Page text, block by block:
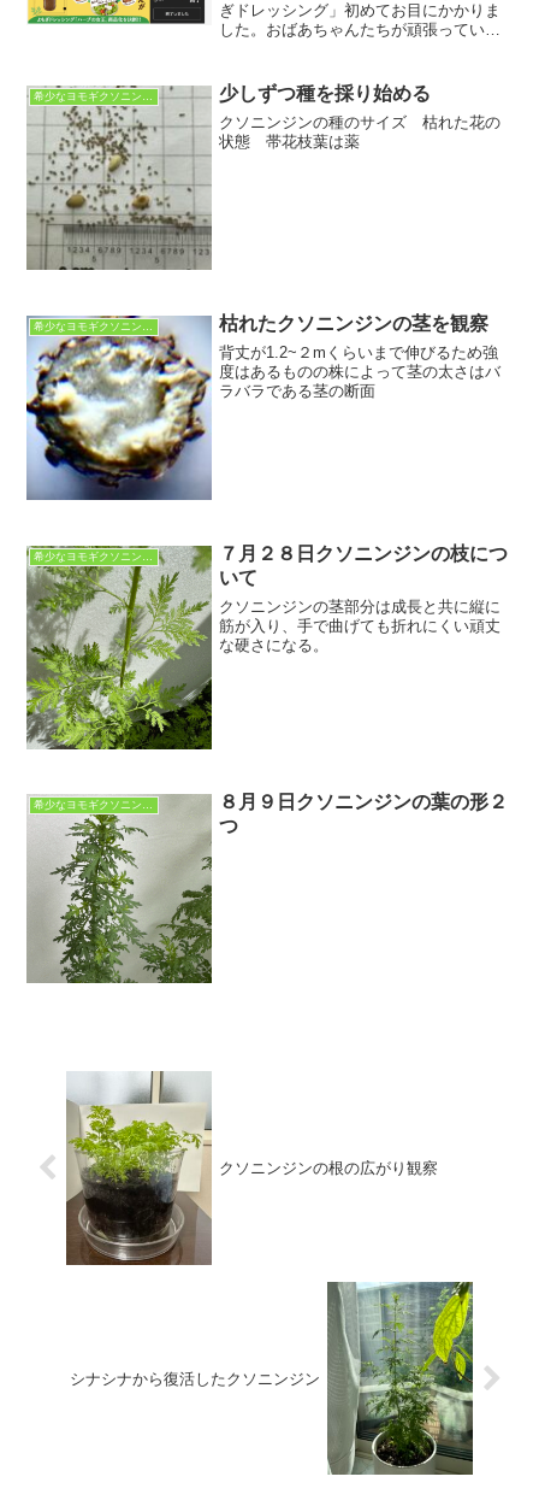
ぎドレッシング」初めてお目にかかりま
した。おばあちゃんたちが頑張っている
い！薬草で野菜を食べるなんて・・・素
敵です。焼きうどんがこれ1...
希少なヨモギクソニンジン 少しずつ種を採り始める
クソニンジンの種のサイズ 枯れた花の
状態 帯花枝葉は薬
枯れたクソニンジンの茎を観察
背丈が1.2~２mくらいまで伸びるため強
度はあるものの株によって茎の太さはバ
ラバラである茎の断面
７月２８日クソニンジンの枝につ
いて
クソニンジンの茎部分は成長と共に縦に
筋が入り、手で曲げても折れにくい頑丈
な硬さになる。
希少なヨモギクソニンジン
８月９日クソニンジンの葉の形２
つ
クソニンジンの根の広がり観察
シナシナから復活したクソニンジン